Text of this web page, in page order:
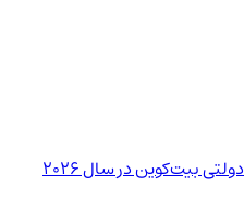
بیت‌کوین در سال 2026